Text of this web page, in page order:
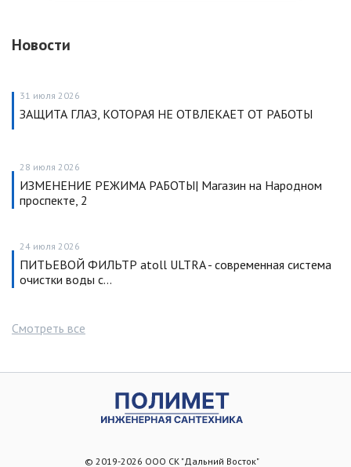
Новости
31 июля 2026
ЗАЩИТА ГЛАЗ, КОТОРАЯ НЕ ОТВЛЕКАЕТ ОТ РАБОТЫ
28 июля 2026
ИЗМЕНЕНИЕ РЕЖИМА РАБОТЫ| Магазин на Народном
проспекте, 2
24 июля 2026
ПИТЬЕВОЙ ФИЛЬТР atoll ULTRA - современная система
очистки воды с…
Смотреть все
© 2019-2026 ООО СК "Дальний Восток"